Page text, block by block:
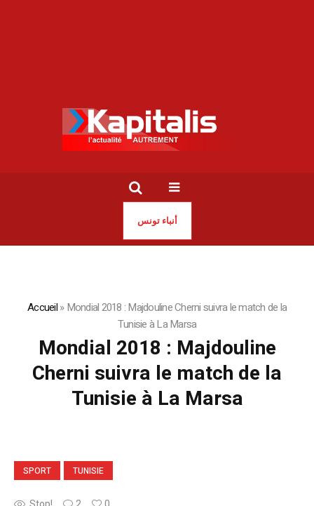
أنباء تونس
Accueil»Mondial 2018 : Majdouline Cherni suivra le match de la
Tunisie à La Marsa
Mondial 2018 : Majdouline
Cherni suivra le match de la
Tunisie à La Marsa
SPORT TUNISIE